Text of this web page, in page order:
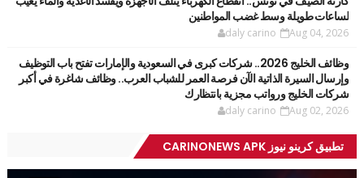
لساعات طويلة وسط غضب المواطنين
daly carino Aug 04, 2026
وظائف الخليج 2026.. شركات كبرى في السعودية والإمارات تفتح باب التوظيف
وإرسال السيرة الذاتية الآن فرصة العمر للشباب العرب.. وظائف شاغرة في أكبر
شركات الخليج ورواتب مجزية بانتظارك
daly carino Aug 02, 2026
تطبيق كرينو نيوز CARINONEWS APK